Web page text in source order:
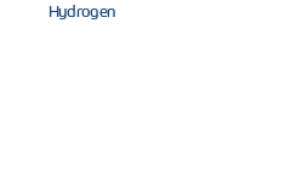
Hydrogen